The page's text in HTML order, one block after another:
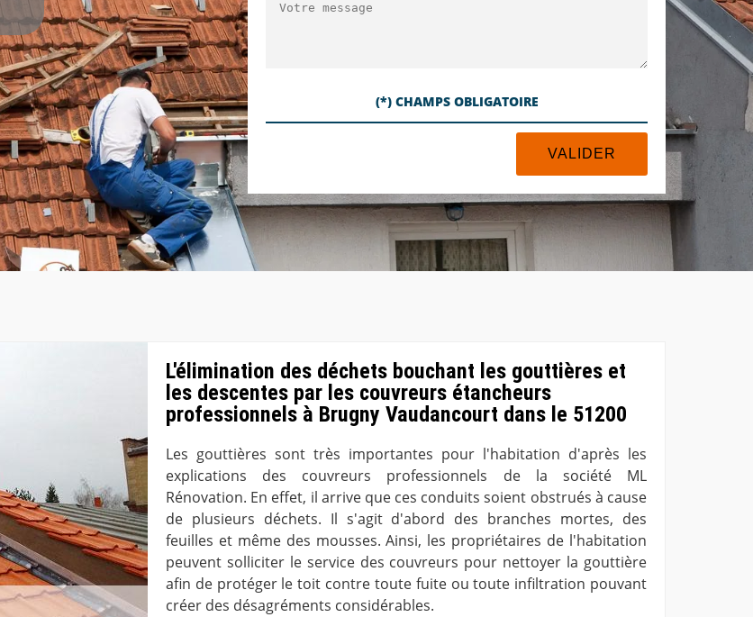
(*) CHAMPS OBLIGATOIRE
L'élimination des déchets bouchant les gouttières et
les descentes par les couvreurs étancheurs
professionnels à Brugny Vaudancourt dans le 51200
Les gouttières sont très importantes pour l'habitation d'après les
explications des couvreurs professionnels de la société ML
Rénovation. En effet, il arrive que ces conduits soient obstrués à cause
de plusieurs déchets. Il s'agit d'abord des branches mortes, des
feuilles et même des mousses. Ainsi, les propriétaires de l'habitation
peuvent solliciter le service des couvreurs pour nettoyer la gouttière
afin de protéger le toit contre toute fuite ou toute infiltration pouvant
créer des désagréments considérables.